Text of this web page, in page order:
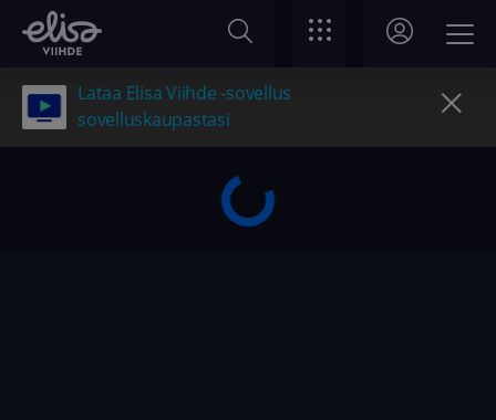
Lataa Elisa Viihde -sovellus
sovelluskaupastasi